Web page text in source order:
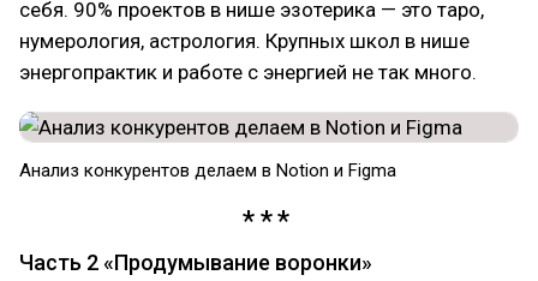
себя. 90% проектов в нише эзотерика — это таро,
нумерология, астрология. Крупных школ в нише
энергопрактик и работе с энергией не так много.
Анализ конкурентов делаем в Notion и Figma
Часть 2 «Продумывание воронки»